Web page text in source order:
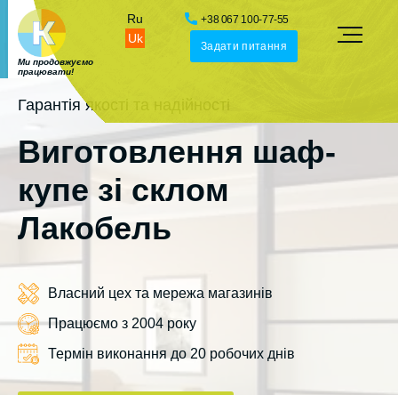
Ми продовжуємо
працювати!
Uk
Ru +38 067 100-77-55
Задати питання
Гарантія якості та надійності
Виготовлення шаф-
купе зі склом
Лакобель
Власний цех та мережа магазинів
Працюємо з 2004 року
Термін виконання до 20 робочих днів